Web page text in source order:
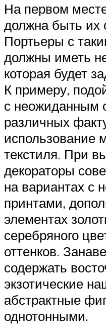
На первом
должна быть их
Портьеры с
должны иметь
которая будет
К примеру,
с неожиданным
различных
использование
текстиля. При
декораторы
на вариантах с
принтами,
элементах
серебряного
оттенков.
содержать
экзотические
абстрактные
однотонными.